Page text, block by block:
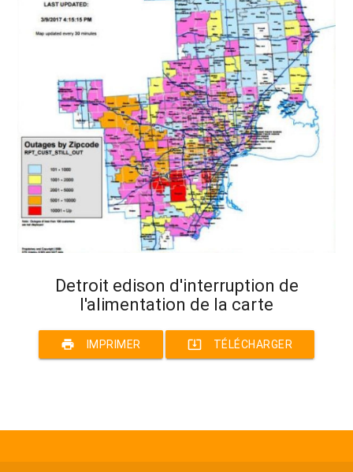
Detroit edison d'interruption de
l'alimentation de la carte
print IMPRIMER system_update_alt TÉLÉCHARGER